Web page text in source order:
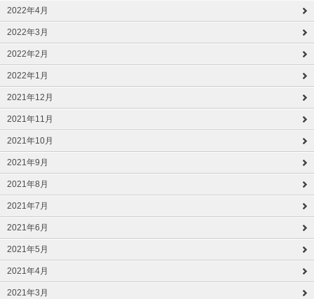
2022年4月
2022年3月
2022年2月
2022年1月
2021年12月
2021年11月
2021年10月
2021年9月
2021年8月
2021年7月
2021年6月
2021年5月
2021年4月
2021年3月